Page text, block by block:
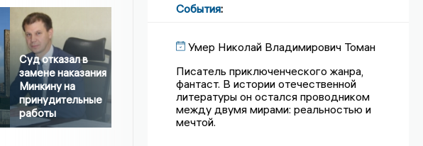
Суд отказал в
замене наказания
Минкину на
принудительные
работы
События:
Умер Николай Владимирович Томан
Писатель приключенческого жанра,
фантаст. В истории отечественной
литературы он остался проводником
между двумя мирами: реальностью и
мечтой.